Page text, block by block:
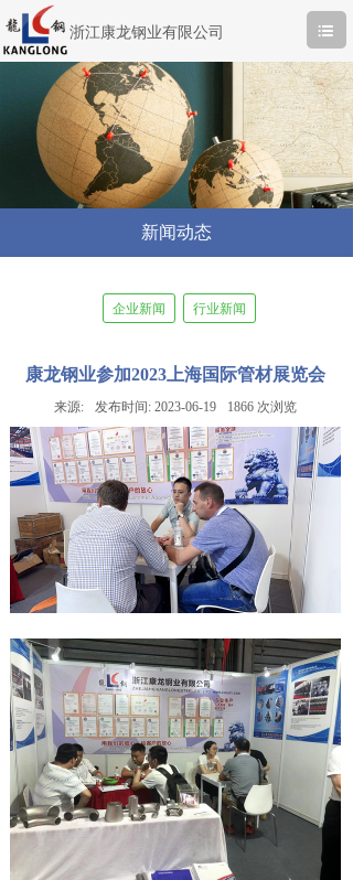
浙江康龙钢业有限公司
新闻动态
企业新闻 行业新闻
康龙钢业参加2023上海国际管材展览会
来源: 发布时间: 2023-06-19 1866 次浏览